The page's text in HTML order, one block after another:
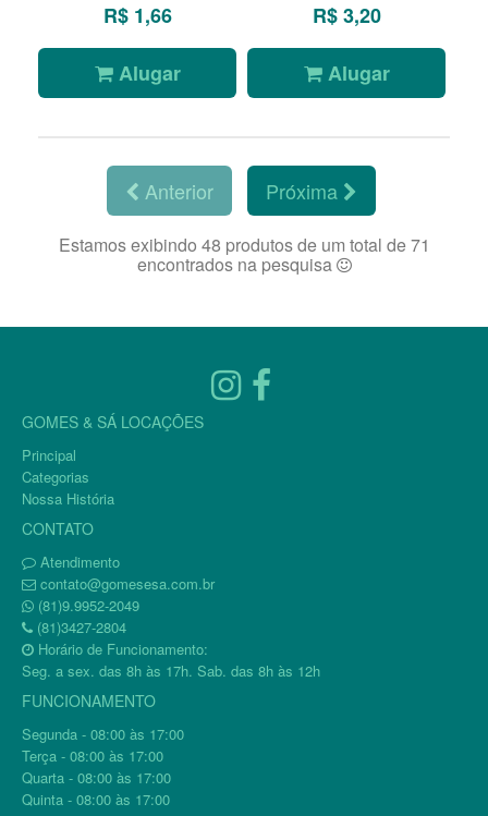
R$ 1,66
Alugar
R$ 3,20
Alugar
Anterior Próxima
Estamos exibindo 48 produtos de um total de 71
encontrados na pesquisa
GOMES & SÁ LOCAÇÕES
Principal
Categorias
Nossa História
CONTATO
Atendimento
contato@gomesesa.com.br
(81)9.9952-2049
(81)3427-2804
Horário de Funcionamento:
Seg. a sex. das 8h às 17h. Sab. das 8h às 12h
FUNCIONAMENTO
Segunda - 08:00 às 17:00
Terça - 08:00 às 17:00
Quarta - 08:00 às 17:00
Quinta - 08:00 às 17:00